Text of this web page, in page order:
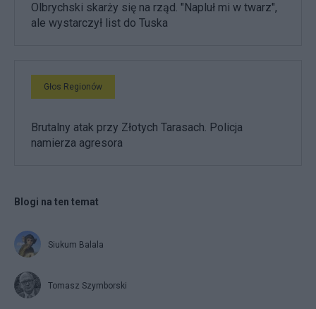
Olbrychski skarży się na rząd. "Napluł mi w twarz",
ale wystarczył list do Tuska
Głos Regionów
Brutalny atak przy Złotych Tarasach. Policja
namierza agresora
Blogi na ten temat
Siukum Balala
Tomasz Szymborski